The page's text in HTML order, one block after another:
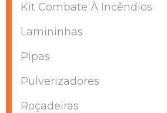
Kit Combate À Incêndios
Lamininhas
Pipas
Pulverizadores
Roçadeiras